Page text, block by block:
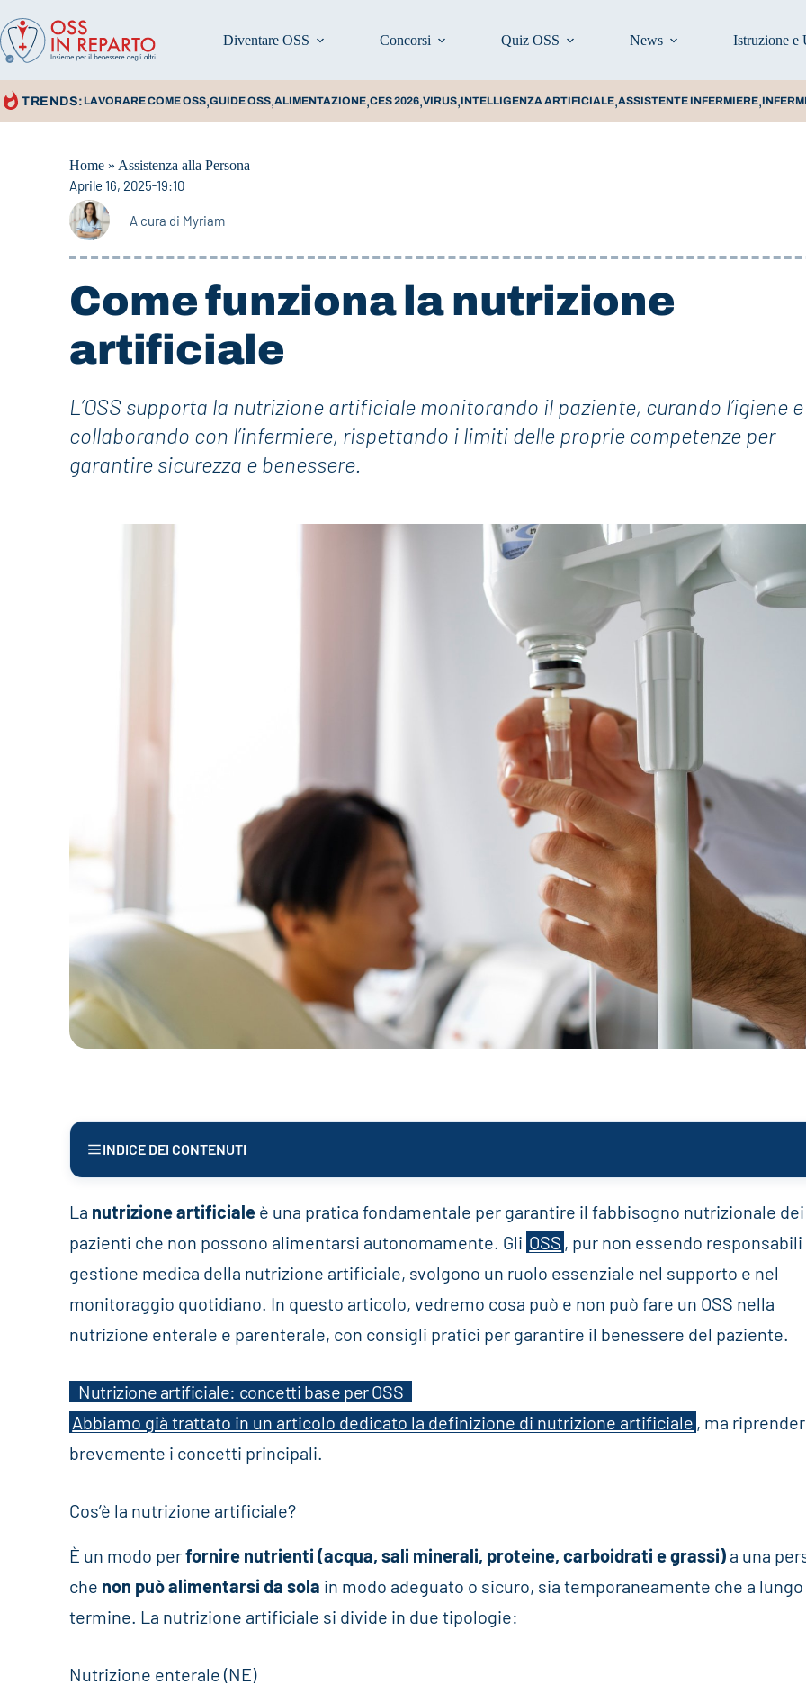
Diventare OSS Concorsi Quiz OSS News Istruzione e
TRENDS: LAVORARE COME OSS,GUIDE OSS,ALIMENTAZIONE,CES 2026,VIRUS,INTELLIGENZA ARTIFICIALE,ASSISTENTE INFERMIERE,
Home » Assistenza alla Persona
Aprile 16, 2025 19:10
A cura di Myriam
Come funziona la nutrizione
artificiale
L’OSS supporta la nutrizione artificiale monitorando il paziente, curando l’igiene e
collaborando con l’infermiere, rispettando i limiti delle proprie competenze per
garantire sicurezza e benessere.
INDICE DEI CONTENUTI
La nutrizione artificiale è una pratica fondamentale per garantire il fabbisogno nutrizionale dei
pazienti che non possono alimentarsi autonomamente. Gli OSS , pur non essendo
gestione medica della nutrizione artificiale, svolgono un ruolo essenziale nel supporto e nel
monitoraggio quotidiano. In questo articolo, vedremo cosa può e non può fare un OSS nella
nutrizione enterale e parenterale, con consigli pratici per garantire il benessere del paziente.
Nutrizione artificiale: concetti base per OSS
Abbiamo già trattato in un articolo dedicato la definizione di nutrizione artificiale , ma
brevemente i concetti principali.
Cos’è la nutrizione artificiale?
È un modo perfornire nutrienti (acqua, sali minerali, proteine, carboidrati e grassi) a una
che non può alimentarsi da sola in modo adeguato o sicuro, sia temporaneamente che a lungo
termine. La nutrizione artificiale si divide in due tipologie:
Nutrizione enterale (NE)